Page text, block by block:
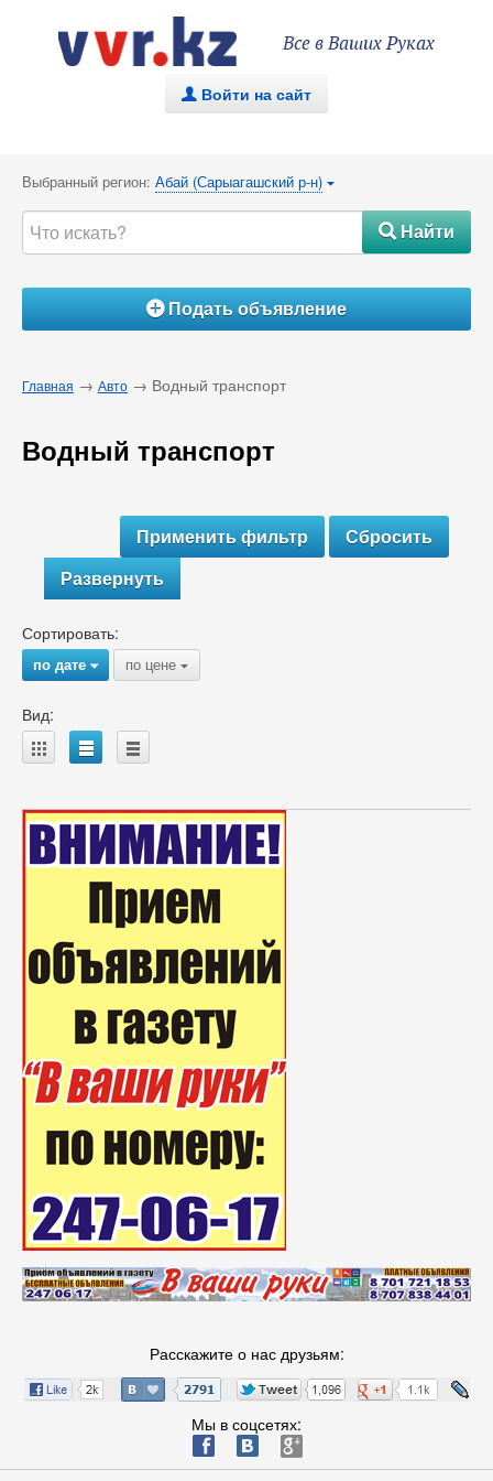
Все в Ваших Руках
. Войти на сайт
Выбранный регион: Абай (Сарыагашский р-н) {
#Найти
ÁПодать объявление
Главная → Авто → Водный транспорт
Водный транспорт
Развернуть
Сортировать:
по дате{ по цене {
Вид:
A B C
Расскажите о нас друзьям:
Мы в соцсетях:
ä æ è